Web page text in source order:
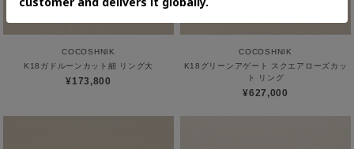
COCOSHNIK
K18ガドルーンカット細 リング大
¥173,800
COCOSHNIK
K18グリーンアゲート スクエアローズカッ
ト リング
¥627,000